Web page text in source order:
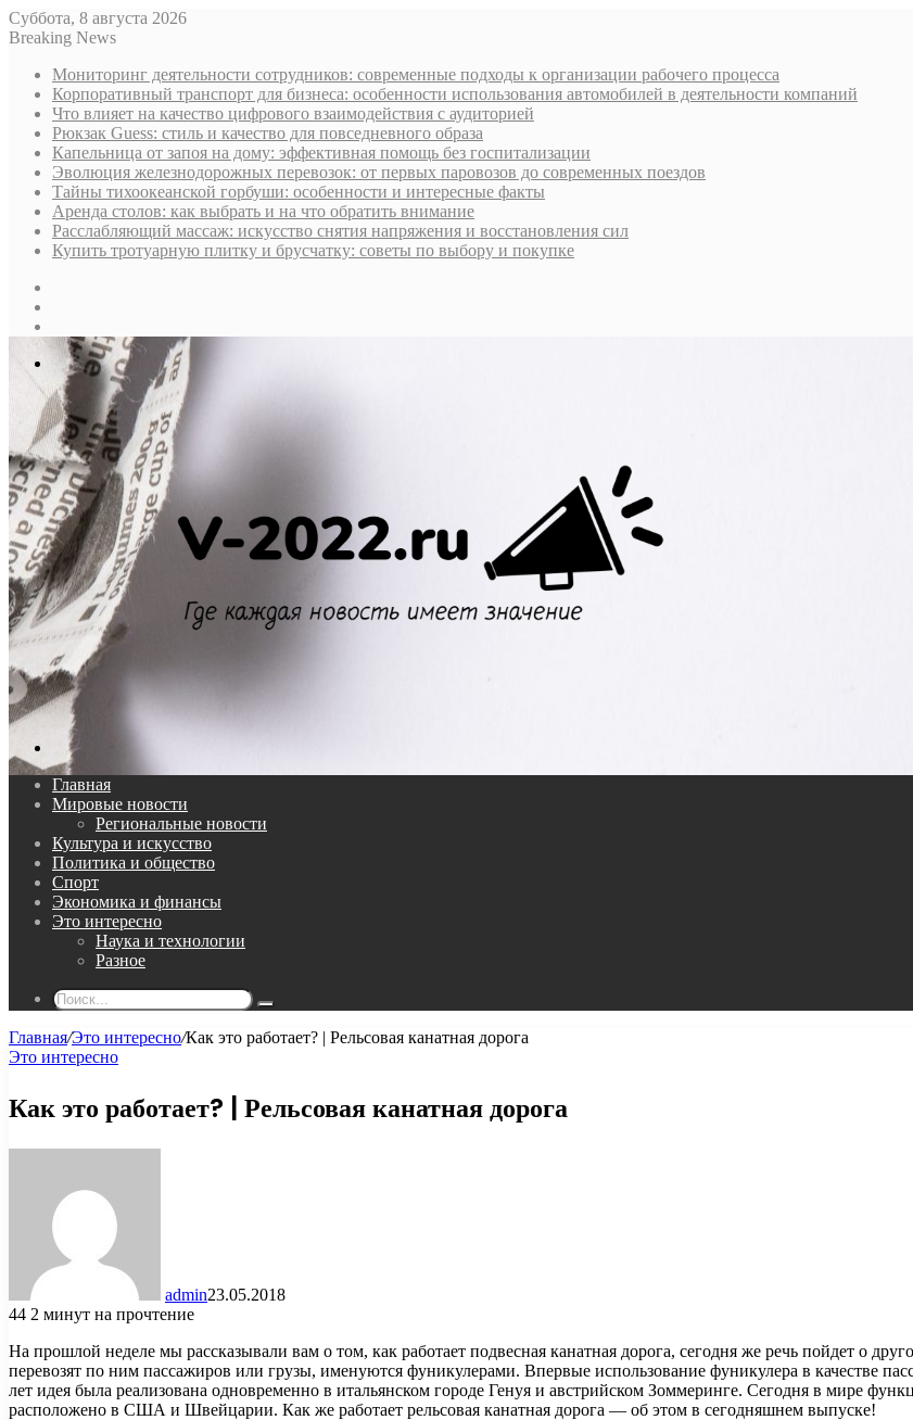
Суббота, 8 августа 2026
Breaking News
Мониторинг деятельности сотрудников: современные подходы к организации рабочего процесса
Корпоративный транспорт для бизнеса: особенности использования автомобилей в деятельности компаний
Что влияет на качество цифрового взаимодействия с аудиторией
Рюкзак Guess: стиль и качество для повседневного образа
Капельница от запоя на дому: эффективная помощь без госпитализации
Эволюция железнодорожных перевозок: от первых паровозов до современных поездов
Тайны тихоокеанской горбуши: особенности и интересные факты
Аренда столов: как выбрать и на что обратить внимание
Расслабляющий массаж: искусство снятия напряжения и восстановления сил
Купить тротуарную плитку и брусчатку: советы по выбору и покупке
In
Меню
Поиск...
Главная
Мировые новости
Региональные новости
Культура и искусство
Политика и общество
Спорт
Экономика и финансы
Это интересно
Наука и технологии
Разное
Поиск...
Главная/Это интересно/Как это работает? | Рельсовая канатная дорога
Это интересно
Как это работает? | Рельсовая канатная дорога
admin23.05.2018
44 2 минут на прочтение
На прошлой неделе мы рассказывали вам о том, как работает подвесная канатная дорога, сегодня же речь пойдет о
перевозят по ним пассажиров или грузы, именуются фуникулерами. Впервые использование фуникулера в качестве
лет идея была реализована одновременно в итальянском городе Генуя и австрийском Зоммеринге. Сегодня в мире
расположено в США и Швейцарии. Как же работает рельсовая канатная дорога — об этом в сегодняшнем выпуске!